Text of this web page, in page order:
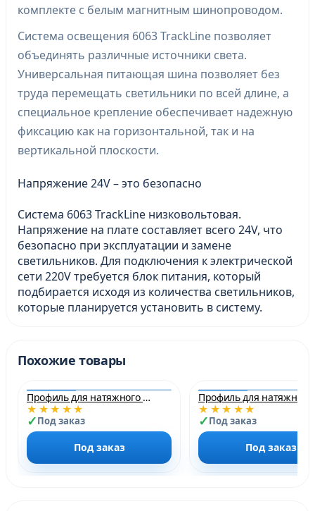
комплекте с белым магнитным шинопроводом.
Система освещения 6063 TrackLine позволяет
объединять различные источники света.
Универсальная питающая шина позволяет без
труда перемещать светильники по всей длине, а
специальное крепление обеспечивает надежную
фиксацию как на горизонтальной, так и на
вертикальной плоскости.
Напряжение 24V – это безопасно
Система 6063 TrackLine низковольтовая.
Напряжение на плате составляет всего 24V, что
безопасно при эксплуатации и замене
светильников. Для подключения к электрической
сети 220V требуется блок питания, который
подбирается исходя из количества светильников,
которые планируется установить в систему.
Похожие товары
НОВИНКА
Профиль для натяжного потолка Трек TrackLine Track STC в комплекте с шинопроводом(1500mm – ral9003 белый)
★★★★★
Под заказ
Под заказ
НОВИНКА
★★★★★
Под заказ
Под заказ